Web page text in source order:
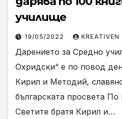
училище
19/05/2022 KREATIVEN
Дарението за Средно
Охридски“ е по повод
Кирил и Методий,
българската просвета
Светите братя Кирил и…